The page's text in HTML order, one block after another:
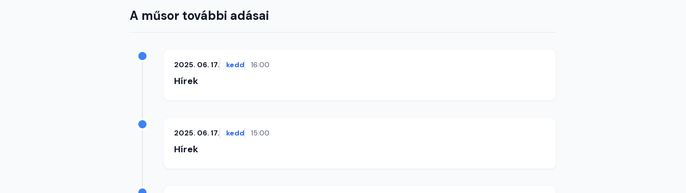
A műsor további adásai
2025. 06. 17. kedd 16:00
Hírek
2025. 06. 17. kedd 15:00
Hírek